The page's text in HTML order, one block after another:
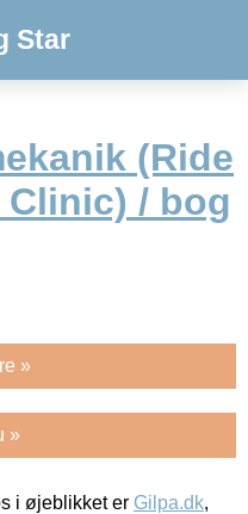
Star
(Ride
/ bog
»
»
i øjeblikket er Gilpa.dk,